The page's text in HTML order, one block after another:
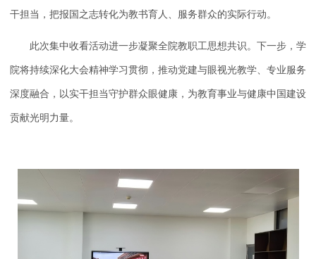
干担当，把报国之志转化为教书育人、服务群众的实际行动。
此次集中收看活动进一步凝聚全院教职工思想共识。下一步，学
院将持续深化大会精神学习贯彻，推动党建与眼视光教学、专业服务
深度融合，以实干担当守护群众眼健康，为教育事业与健康中国建设
贡献光明力量。